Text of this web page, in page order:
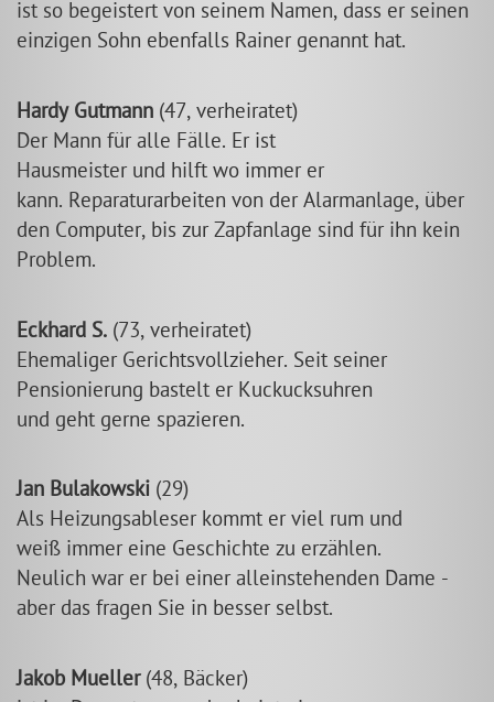
ist so begeistert von seinem Namen, dass er seinen
einzigen Sohn ebenfalls Rainer genannt hat.
Hardy Gutmann (47, verheiratet)
Der Mann für alle Fälle. Er ist
Hausmeister und hilft wo immer er
kann. Reparaturarbeiten von der Alarmanlage, über
den Computer, bis zur Zapfanlage sind für ihn kein
Problem.
Eckhard S. (73, verheiratet)
Ehemaliger Gerichtsvollzieher. Seit seiner
Pensionierung bastelt er Kuckucksuhren
und geht gerne spazieren.
Jan Bulakowski (29)
Als Heizungsableser kommt er viel rum und
weiß immer eine Geschichte zu erzählen.
Neulich war er bei einer alleinstehenden Dame -
aber das fragen Sie in besser selbst.
Jakob Mueller(48, Bäcker)